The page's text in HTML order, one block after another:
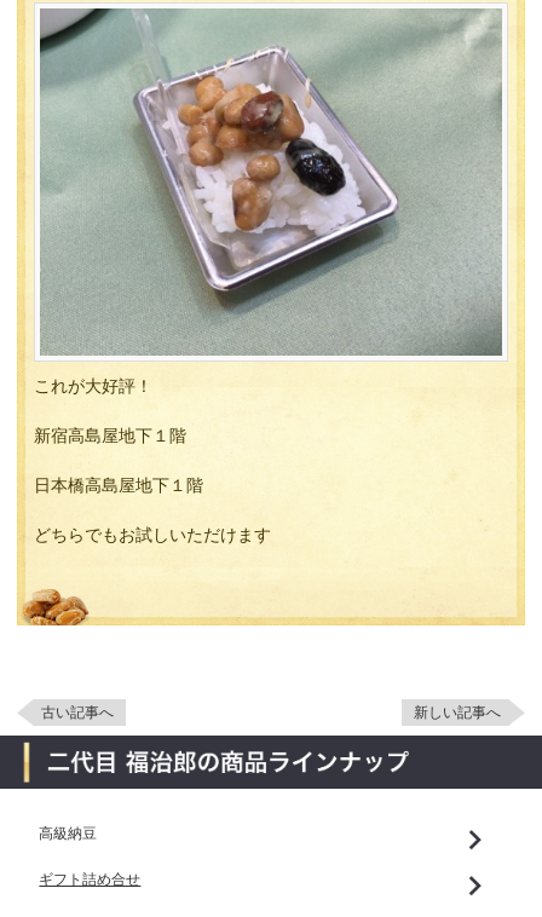
これが大好評！
新宿高島屋地下１階
日本橋高島屋地下１階
どちらでもお試しいただけます
古い記事へ 新しい記事へ
高級納豆
ギフト詰め合せ